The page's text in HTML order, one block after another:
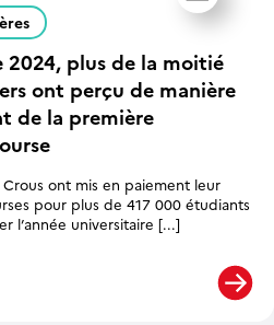
2024, plus de la moitié
ont perçu de manière
de la première
ont mis en paiement leur
pour plus de 417 000 étudiants
l’année universitaire [...]